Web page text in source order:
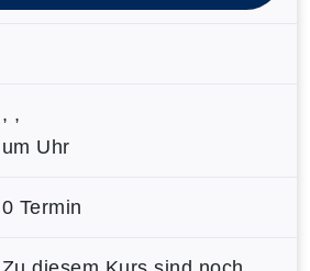
, ,
um Uhr
0 Termin